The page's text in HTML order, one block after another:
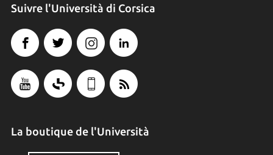
Suivre l'Università di Corsica
La boutique de l'Università